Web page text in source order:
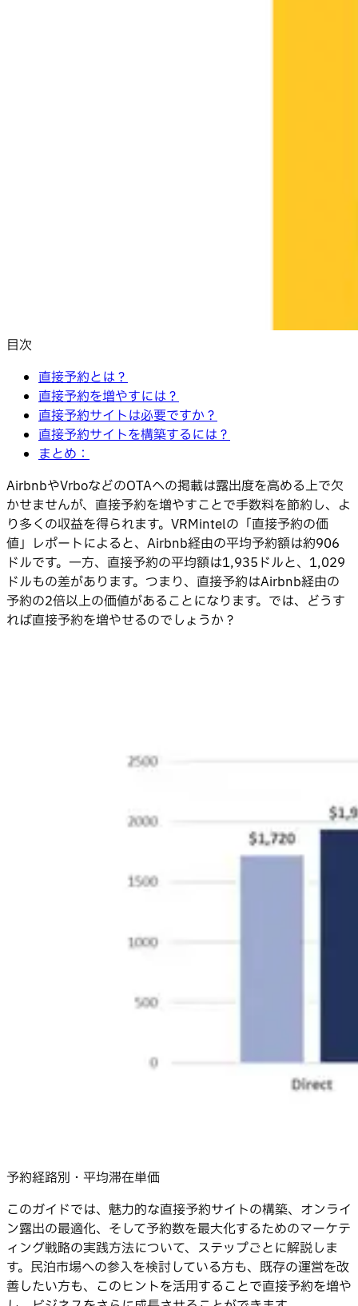
目次
直接予約とは？
直接予約を増やすには？
直接予約サイトは必要ですか？
直接予約サイトを構築するには？
まとめ：
AirbnbやVrboなどのOTAへの掲載は露出度を高める上で欠
かせませんが、直接予約を増やすことで手数料を節約し、よ
り多くの収益を得られます。VRMintelの「直接予約の価
値」レポートによると、Airbnb経由の平均予約額は約906
ドルです。一方、直接予約の平均額は1,935ドルと、1,029
ドルもの差があります。つまり、直接予約はAirbnb経由の
予約の2倍以上の価値があることになります。では、どうす
れば直接予約を増やせるのでしょうか？
予約経路別・平均滞在単価
このガイドでは、魅力的な直接予約サイトの構築、オンライ
ン露出の最適化、そして予約数を最大化するためのマーケテ
ィング戦略の実践方法について、ステップごとに解説しま
す。民泊市場への参入を検討している方も、既存の運営を改
善したい方も、このヒントを活用することで直接予約を増や